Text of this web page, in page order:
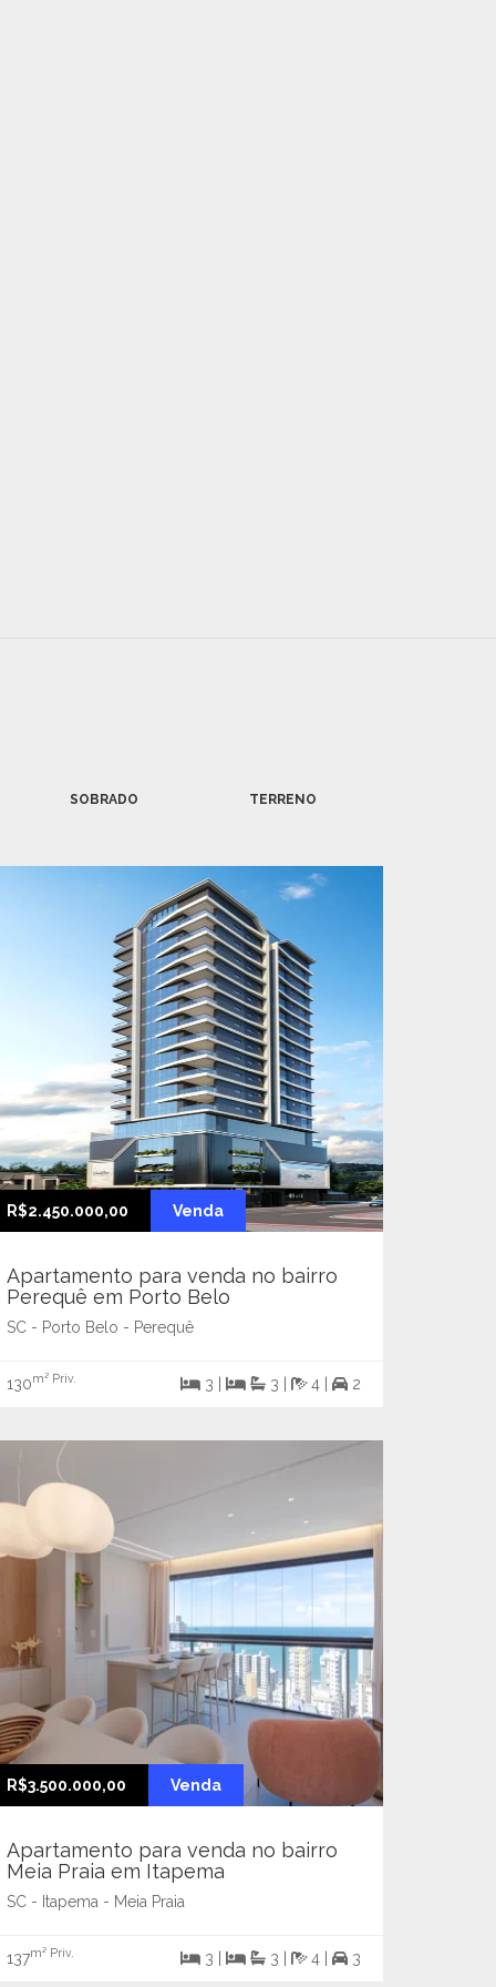
SOBRADO TERRENO
R$2.450.000,00 Venda
Apartamento para venda no bairro
Perequê em Porto Belo
SC - Porto Belo - Perequê
130m² Priv. 3 | 3 | 4 | 2
R$3.500.000,00 Venda
Apartamento para venda no bairro
Meia Praia em Itapema
SC - Itapema - Meia Praia
137m² Priv. 3 | 3 | 4 | 3